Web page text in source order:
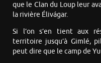
que le Clan du Loup leur
la rivière Élivágar.
Si l’on s’en tient aux
territoire jusqu’à Gimlé,
peut dire que le camp de